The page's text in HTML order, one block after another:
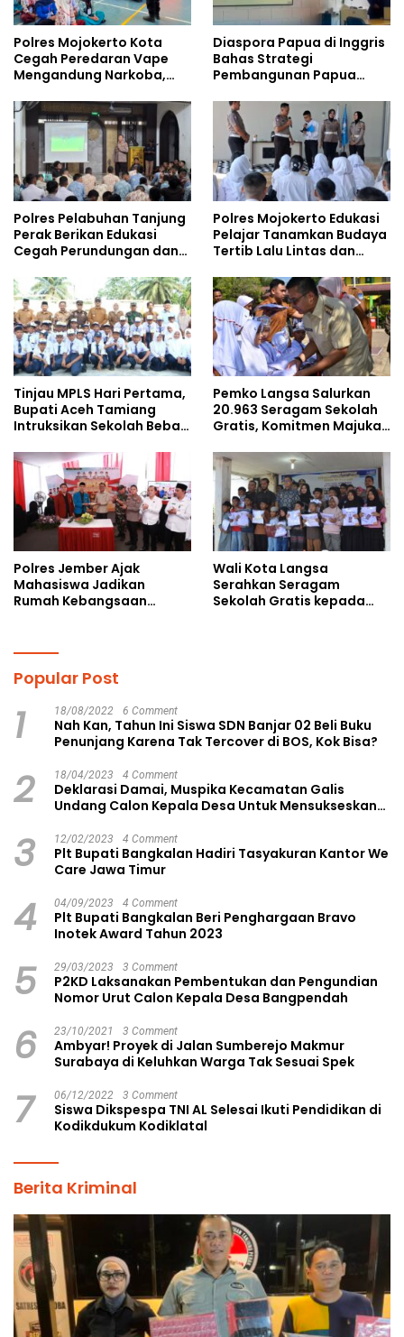
Polres Mojokerto Kota
Cegah Peredaran Vape
Mengandung Narkoba,
Kalangan Remaja
Diaspora Papua di Inggris
Bahas Strategi
Pembangunan Papua
Doktoral Internasional
Polres Pelabuhan Tanjung
Perak Berikan Edukasi
Cegah Perundungan dan
kepada Pelajar MPLS
Polres Mojokerto Edukasi
Pelajar Tanamkan Budaya
Tertib Lalu Lintas dan
Tinjau MPLS Hari Pertama,
Bupati Aceh Tamiang
Intruksikan Sekolah Bebas
Pemko Langsa Salurkan
20.963 Seragam Sekolah
Gratis, Komitmen Majukan
Polres Jember Ajak
Mahasiswa Jadikan
Rumah Kebangsaan
Wali Kota Langsa
Serahkan Seragam
Sekolah Gratis kepada
Popular Post
1 18/08/2022 6 Comment
Nah Kan, Tahun Ini Siswa SDN Banjar 02 Beli Buku
Penunjang Karena Tak Tercover di BOS, Kok Bisa?
2 18/04/2023 4 Comment
Deklarasi Damai, Muspika Kecamatan Galis
Undang Calon Kepala Desa Untuk Mensukseskan
3 12/02/2023 4 Comment
Plt Bupati Bangkalan Hadiri Tasyakuran Kantor We
Care Jawa Timur
4 04/09/2023 4 Comment
Plt Bupati Bangkalan Beri Penghargaan Bravo
Inotek Award Tahun 2023
5 29/03/2023 3 Comment
P2KD Laksanakan Pembentukan dan Pengundian
Nomor Urut Calon Kepala Desa Bangpendah
6 23/10/2021 3 Comment
Ambyar! Proyek di Jalan Sumberejo Makmur
Surabaya di Keluhkan Warga Tak Sesuai Spek
7 06/12/2022 3 Comment
Siswa Dikspespa TNI AL Selesai Ikuti Pendidikan di
Kodikdukum Kodiklatal
Berita Kriminal